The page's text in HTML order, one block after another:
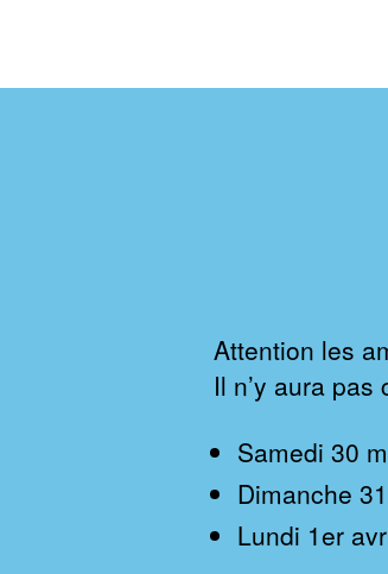
Attention les
Il n’y aura
Samedi 30
Dimanche
Lundi 1er